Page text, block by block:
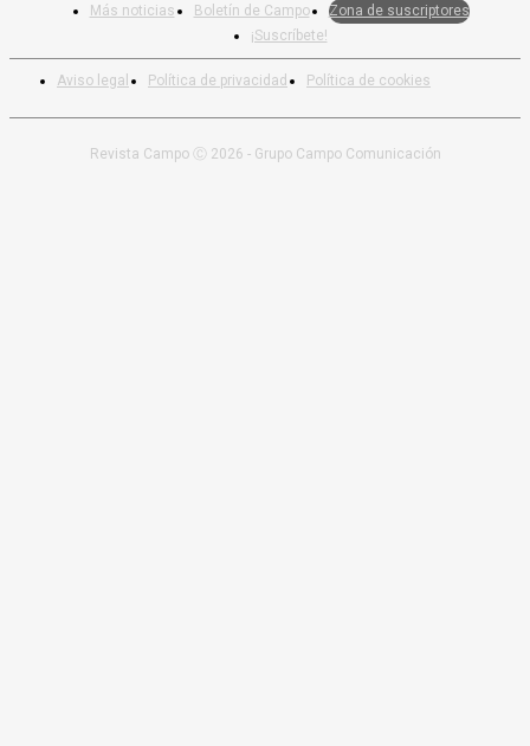
Aviso legal Política de privacidad Política de cookies
Más noticias
Boletín de Campo
Zona de suscriptores
¡Suscríbete!
Revista Campo Ⓒ 2026 - Grupo Campo Comunicación